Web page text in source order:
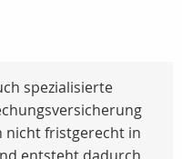
spezialisierte
nicht fristgerecht in